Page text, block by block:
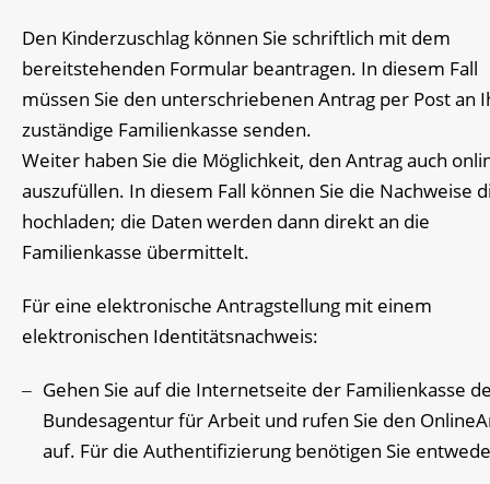
Den Kinderzuschlag können Sie schriftlich mit dem
bereitstehenden Formular beantragen. In diesem Fall
müssen Sie den unterschriebenen Antrag per Post an
zuständige Familienkasse senden.
Weiter haben Sie die Möglichkeit, den Antrag auch
auszufüllen. In diesem Fall können Sie die Nachweise
hochladen; die Daten werden dann direkt an die
Familienkasse übermittelt.
Für eine elektronische Antragstellung mit einem
elektronischen Identitätsnachweis:
Gehen Sie auf die Internetseite der Familienkasse
Bundesagentur für Arbeit und rufen Sie den
auf. Für die Authentifizierung benötigen Sie